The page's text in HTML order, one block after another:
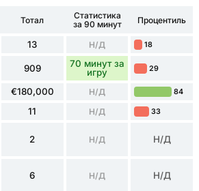
Тотал
Статистика
за 90 минут
Процентиль
13 Н/Д 18
909
70 минут за
игру
29
€180,000 Н/Д 84
11 Н/Д 33
2 Н/Д Н/Д
6 Н/Д Н/Д